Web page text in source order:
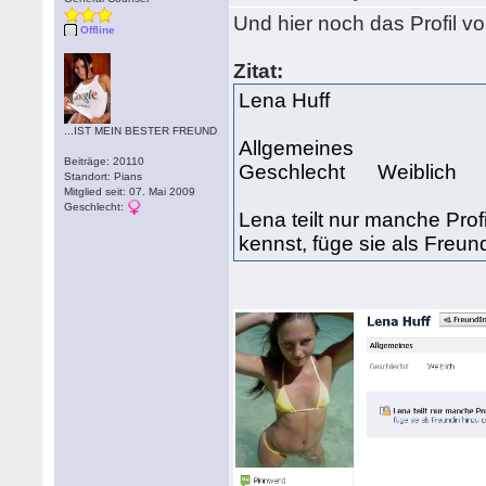
Offline
...IST MEIN BESTER FREUND
Beiträge: 20110
Standort: Pians
Mitglied seit: 07. Mai 2009
Geschlecht:
Und hier noch das Profil
Zitat:
Lena Huff
Allgemeines
Geschlecht Weiblich
Lena teilt nur manche
kennst, füge sie als